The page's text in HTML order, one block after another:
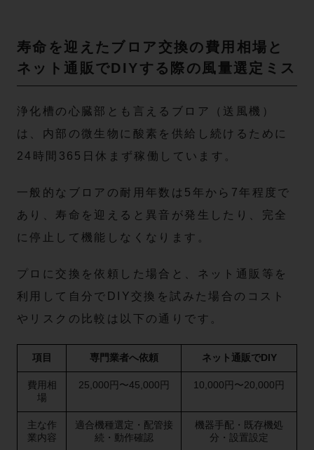
寿命を迎えたブロア交換の費用相場と
ネット通販でDIYする際の風量選定ミス
浄化槽の心臓部とも言えるブロア（送風機）
は、内部の微生物に酸素を供給し続けるために
24時間365日休まず稼働しています。
一般的なブロアの耐用年数は5年から7年程度で
あり、寿命を迎えると異音が発生したり、完全
に停止して機能しなくなります。
プロに交換を依頼した場合と、ネット通販等を
利用して自分でDIY交換を試みた場合のコスト
やリスクの比較は以下の通りです。
項目 専門業者へ依頼 ネット通販でDIY
費用相
場
25,000円〜45,000円 10,000円〜20,000円
主な作
業内容
適合機種選定・配管接
続・動作確認
機器手配・既存機処
分・設置設定